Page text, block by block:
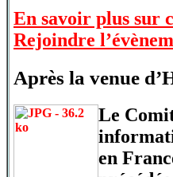
En savoir plus sur
Rejoindre
Après la venue
Le
en